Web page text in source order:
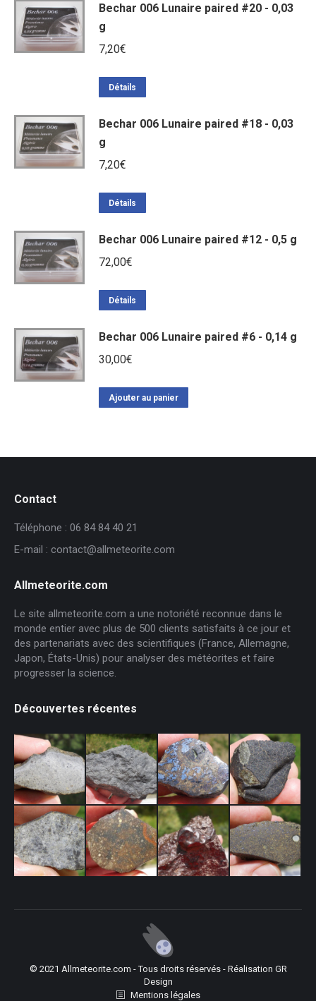
Bechar 006 Lunaire paired #20 - 0,03
g
7,20€
Détails
Bechar 006 Lunaire paired #18 - 0,03
g
7,20€
Détails
Bechar 006 Lunaire paired #12 - 0,5 g
72,00€
Détails
Bechar 006 Lunaire paired #6 - 0,14 g
30,00€
Ajouter au panier
Contact
Téléphone : 06 84 84 40 21
E-mail : contact@allmeteorite.com
Allmeteorite.com
Le site allmeteorite.com a une notoriété reconnue dans le
monde entier avec plus de 500 clients satisfaits à ce jour et
des partenariats avec des scientifiques (France, Allemagne,
Japon, États-Unis) pour analyser des météorites et faire
progresser la science.
Découvertes récentes
© 2021 Allmeteorite.com - Tous droits réservés - Réalisation GR
Design
Mentions légales